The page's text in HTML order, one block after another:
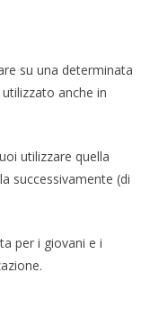
su una determinata
anche in
utilizzare quella
successivamente (di
per i giovani e i